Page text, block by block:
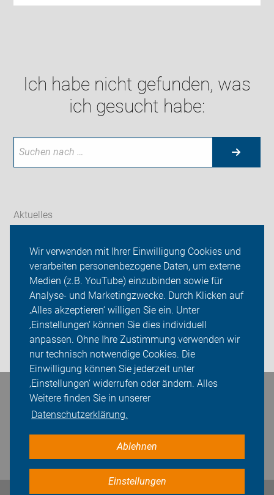
Wir verwenden mit Ihrer Einwilligung Cookies und
verarbeiten personenbezogene Daten, um externe
Medien (z.B. YouTube) einzubinden sowie für
Analyse- und Marketingzwecke. Durch Klicken auf
‚Alles akzeptieren‘ willigen Sie ein. Unter
‚Einstellungen‘ können Sie dies individuell
anpassen. Ohne Ihre Zustimmung verwenden wir
nur technisch notwendige Cookies. Die
Einwilligung können Sie jederzeit unter
‚Einstellungen‘ widerrufen oder ändern. Alles
Weitere finden Sie in unserer
Datenschutzerklärung.
Ablehnen
Einstellungen
Ich habe nicht gefunden, was
ich gesucht habe:
Aktuelles
Service-Angebote
ADFC Offenburg
Sei dabei
Login
Bleiben Sie in Kontakt